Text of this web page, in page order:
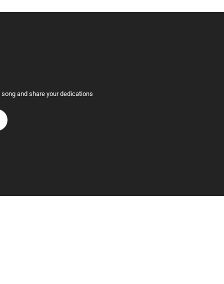
and share your dedications